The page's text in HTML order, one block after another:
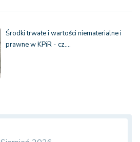
Środki trwałe i wartości niematerialne i
prawne w KPiR - cz.…